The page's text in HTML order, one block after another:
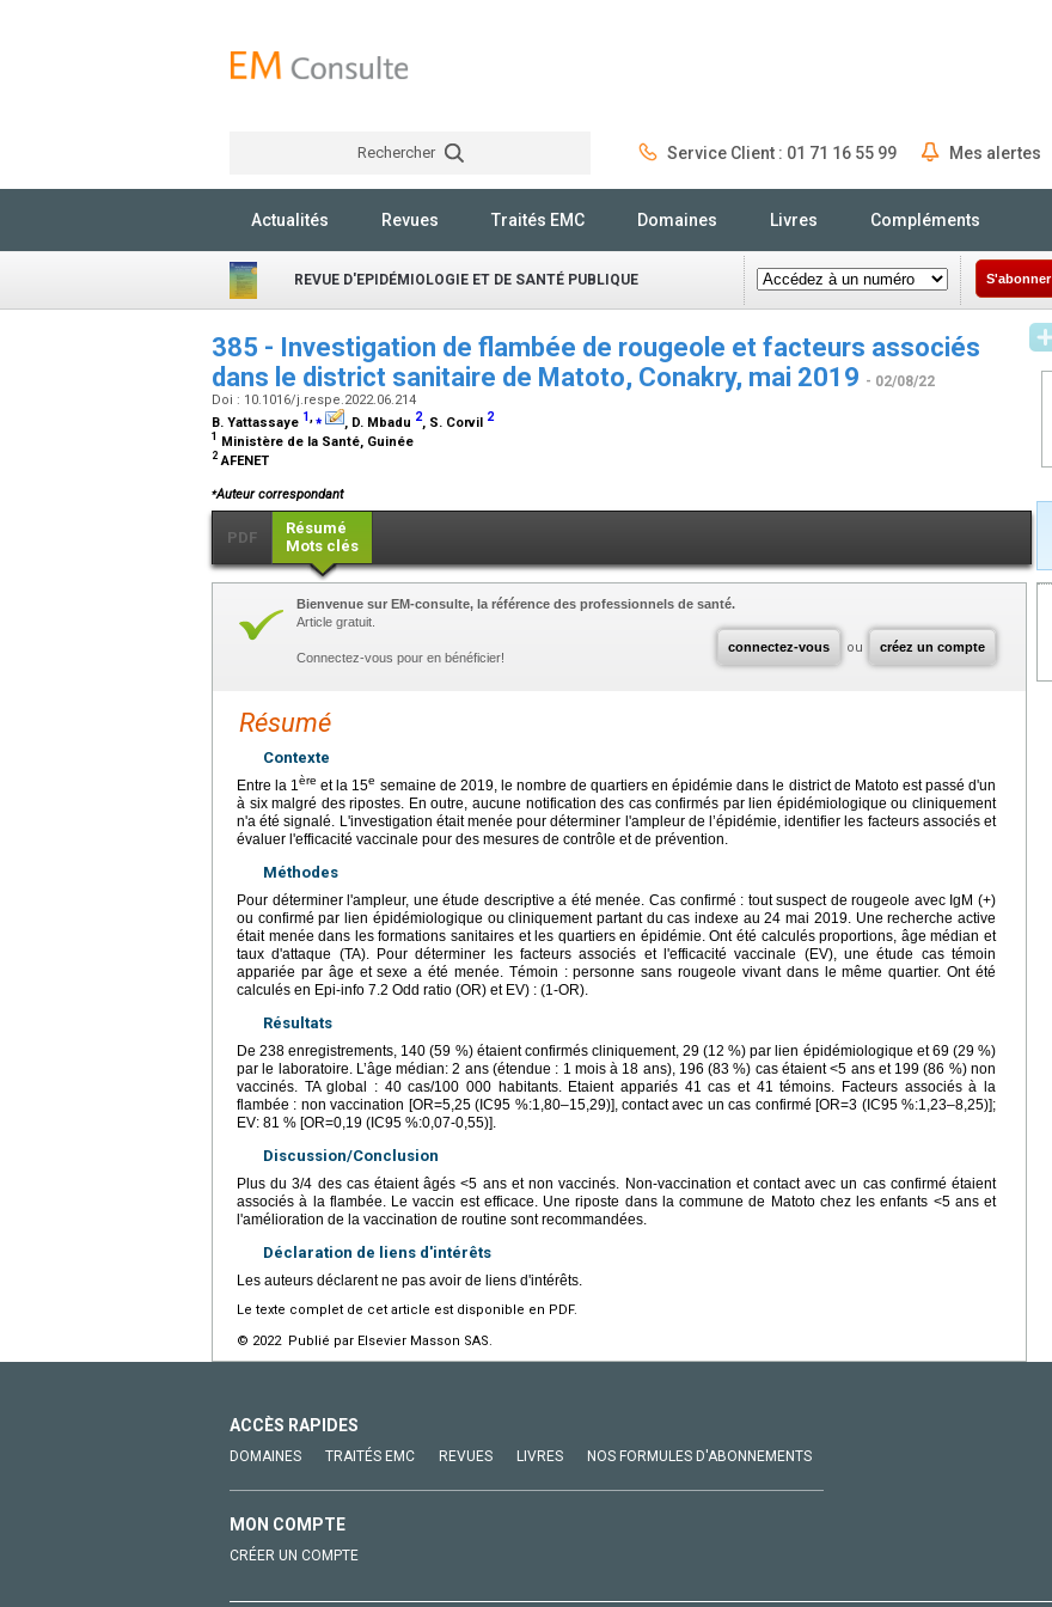
Rechercher Service Client : 01 71 16 55 99 Mes alertes
Actualités Revues Traités EMC Domaines Livres Compléments
REVUE D'EPIDÉMIOLOGIE ET DE SANTÉ PUBLIQUE S'abonner
385 - Investigation de flambée de rougeole et facteurs associés
dans le district sanitaire de Matoto, Conakry, mai 2019 - 02/08/22
Doi : 10.1016/j.respe.2022.06.214
B. Yattassaye 1,⁎ , D. Mbadu 2, S. Corvil 2
1 Ministère de la Santé, Guinée
2 AFENET
⁎Auteur correspondant
PDF
Résumé
Mots clés
connectez-vous ou créez un compte
Bienvenue sur EM-consulte, la référence des professionnels de santé.
Article gratuit.
Connectez-vous pour en bénéficier!
Résumé
Contexte
Entre la 1ère et la 15e semaine de 2019, le nombre de quartiers en épidémie dans le district de Matoto est passé d'un
à six malgré des ripostes. En outre, aucune notification des cas confirmés par lien épidémiologique ou cliniquement
n'a été signalé. L'investigation était menée pour déterminer l'ampleur de l’épidémie, identifier les facteurs associés et
évaluer l'efficacité vaccinale pour des mesures de contrôle et de prévention.
Méthodes
Pour déterminer l'ampleur, une étude descriptive a été menée. Cas confirmé : tout suspect de rougeole avec IgM (+)
ou confirmé par lien épidémiologique ou cliniquement partant du cas indexe au 24 mai 2019. Une recherche active
était menée dans les formations sanitaires et les quartiers en épidémie. Ont été calculés proportions, âge médian et
taux d'attaque (TA). Pour déterminer les facteurs associés et l'efficacité vaccinale (EV), une étude cas témoin
appariée par âge et sexe a été menée. Témoin : personne sans rougeole vivant dans le même quartier. Ont été
calculés en Epi-info 7.2 Odd ratio (OR) et EV) : (1-OR).
Résultats
De 238 enregistrements, 140 (59 %) étaient confirmés cliniquement, 29 (12 %) par lien épidémiologique et 69 (29 %)
par le laboratoire. L’âge médian: 2 ans (étendue : 1 mois à 18 ans), 196 (83 %) cas étaient <5 ans et 199 (86 %) non
vaccinés. TA global : 40 cas/100 000 habitants. Etaient appariés 41 cas et 41 témoins. Facteurs associés à la
flambée : non vaccination [OR=5,25 (IC95 %:1,80–15,29)], contact avec un cas confirmé [OR=3 (IC95 %:1,23–8,25)];
EV: 81 % [OR=0,19 (IC95 %:0,07-0,55)].
Discussion/Conclusion
Plus du 3/4 des cas étaient âgés <5 ans et non vaccinés. Non-vaccination et contact avec un cas confirmé étaient
associés à la flambée. Le vaccin est efficace. Une riposte dans la commune de Matoto chez les enfants <5 ans et
l'amélioration de la vaccination de routine sont recommandées.
Déclaration de liens d'intérêts
Les auteurs déclarent ne pas avoir de liens d'intérêts.
Le texte complet de cet article est disponible en PDF.
© 2022 Publié par Elsevier Masson SAS.
ACCÈS RAPIDES
DOMAINES TRAITÉS EMC REVUES LIVRES NOS FORMULES D'ABONNEMENTS
MON COMPTE
CRÉER UN COMPTE